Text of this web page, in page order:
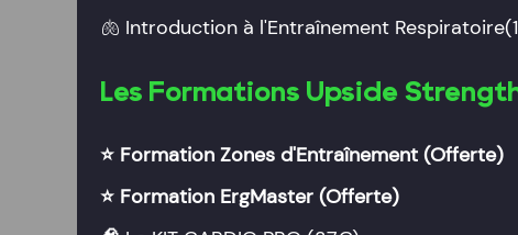
🫁 Introduction à l'Entraînement Respiratoire
Les Formations Upside
⭐️ Formation Zones d'Entraînement (Offerte)
⭐️ Formation ErgMaster (Offerte)